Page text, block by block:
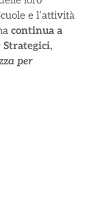
e l’attività
continua a
Strategici,
per